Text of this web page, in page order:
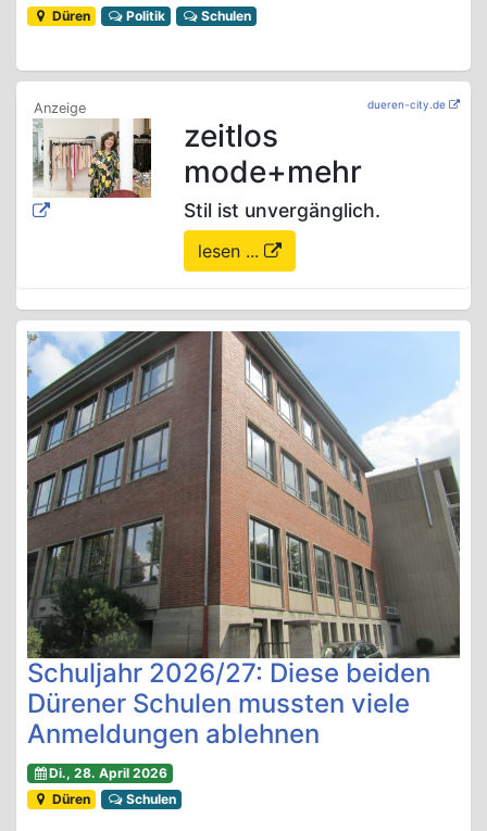
Düren
Politik Schulen
dueren-city.de
zeitlos
mode+mehr
Stil ist unvergänglich.
lesen ...
Schuljahr 2026/27: Diese beiden
Dürener Schulen mussten viele
Anmeldungen ablehnen
Di., 28. April 2026
Düren
Schulen